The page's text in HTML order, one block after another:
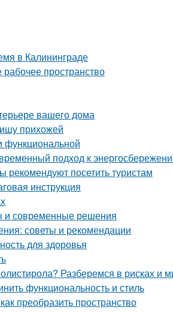
в Калининграде
пространство
вашего дома
прихожей
функциональной
подход к
рекомендуют посетить туристам
инструкция
и современные решения
советы и рекомендации
для здоровья
Разберемся в рисках и
функциональность и стиль
преобразить пространство